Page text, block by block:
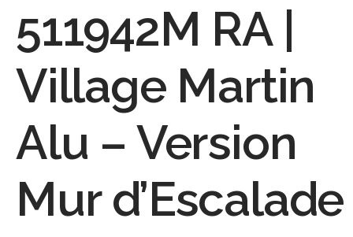
511942M RA |
Village Martin
Alu – Version
Mur d’Escalade